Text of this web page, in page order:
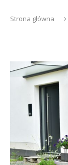
Strona główna